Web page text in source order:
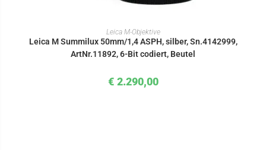
IN DEN WARENKORB
Leica M-Objektive
Leica M Summilux 50mm/1,4 ASPH, silber, Sn.4142999,
ArtNr.11892, 6-Bit codiert, Beutel
€ 2.290,00